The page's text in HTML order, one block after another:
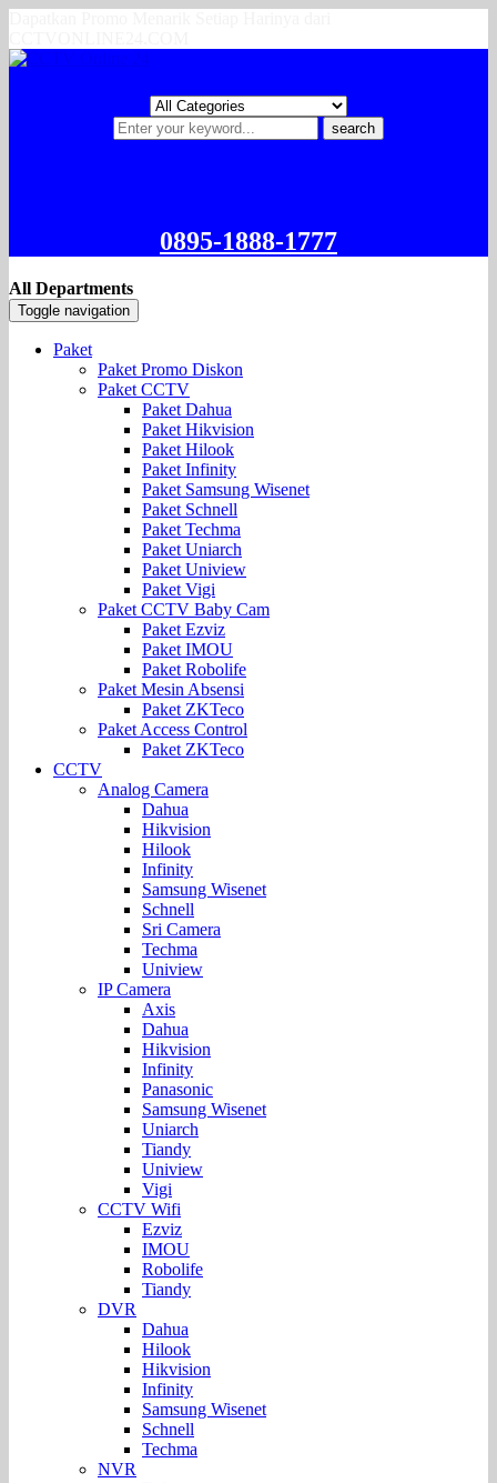
search
0895-1888-1777
All Departments
Toggle navigation
Paket
Paket Promo Diskon
Paket CCTV
Paket Dahua
Paket Hikvision
Paket Hilook
Paket Infinity
Paket Samsung Wisenet
Paket Schnell
Paket Techma
Paket Uniarch
Paket Uniview
Paket Vigi
Paket CCTV Baby Cam
Paket Ezviz
Paket IMOU
Paket Robolife
Paket Mesin Absensi
Paket ZKTeco
Paket Access Control
Paket ZKTeco
CCTV
Analog Camera
Dahua
Hikvision
Hilook
Infinity
Samsung Wisenet
Schnell
Sri Camera
Techma
Uniview
IP Camera
Axis
Dahua
Hikvision
Infinity
Panasonic
Samsung Wisenet
Uniarch
Tiandy
Uniview
Vigi
CCTV Wifi
Ezviz
IMOU
Robolife
Tiandy
DVR
Dahua
Hilook
Hikvision
Infinity
Samsung Wisenet
Schnell
Techma
NVR